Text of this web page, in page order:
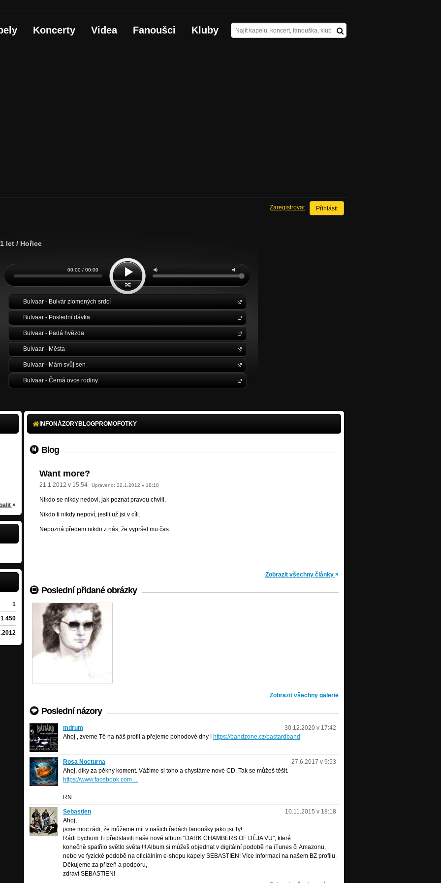
Koncerty Videa Fanoušci Kluby
Přihlásit
Zaregistrovat
let / Hořice
00:00 / 00:00
Bulvaar - Bulvár zlomených srdcí
Bulvaar - Poslední dávka
Bulvaar - Padá hvězda
Bulvaar - Města
Bulvaar - Mám svůj sen
Bulvaar - Černá ovce rodiny
General Lee
southern rock/ Praha
»
1
1 450
INFONÁZORYBLOGPROMOFOTKY
Blog
Want more?
21.1.2012 v 15:54 Upraveno: 22.1.2012 v 18:18
Nikdo se nikdy nedoví, jak poznat pravou chvíli.
Nikdo ti nikdy nepoví, jestli už jsi v cíli.
Nepozná předem nikdo z nás, že vypršel mu čas.
Zobrazit všechny články »
Poslední přidané obrázky
Zobrazit všechny galerie
Poslední názory
mdrumHavířov
mdrum
30.12.2020 v 17:42
Ahoj , zveme Tě na náš profil a přejeme pohodové dny ! https://bandzone.cz/bastardband
Rosa Nocturnametal-symphonic
Rosa Nocturna
27.6.2017 v 9:53
Ahoj, díky za pěkný koment. Vážíme si toho a chystáme nové CD. Tak se můžeš těšit.
https://www.facebook.com…
RN
Sebastienmetal-symphonic
Sebastien
10.11.2015 v 18:18
Ahoj,
jsme moc rádi, že můžeme mít v našich řadách fanoušky jako jsi Ty!
Rádi bychom Ti představili naše nové album "DARK CHAMBERS OF DÉJA VU", které
konečně spatřilo světlo světa !!! Album si můžeš objednat v digitální podobě na iTunes či Amazonu,
nebo ve fyzické podobě na oficiálním e-shopu kapely SEBASTIEN! Více informací na našem BZ profilu.
Děkujeme za přízeň a podporu,
zdraví SEBASTIEN!